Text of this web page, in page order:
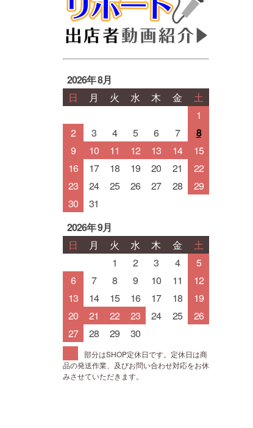
2026年 8月
日
月 火 水 木 金
土
1
2
3 4 5 6 7
8
9
10 11 12 13 14
15
16
17 18 19 20 21
22
23
24 25 26 27 28
29
30
31
2026年 9月
日
月 火 水 木 金
土
1
2 3 4
5
6
7 8 9 10 11
12
13
14 15 16 17 18
19
20
21 22 23 24 25
26
27
28 29 30
部分はSHOP定休日です。定休日は商
品の発送作業、及びお問い合わせ対応をお休
みさせていただきます。